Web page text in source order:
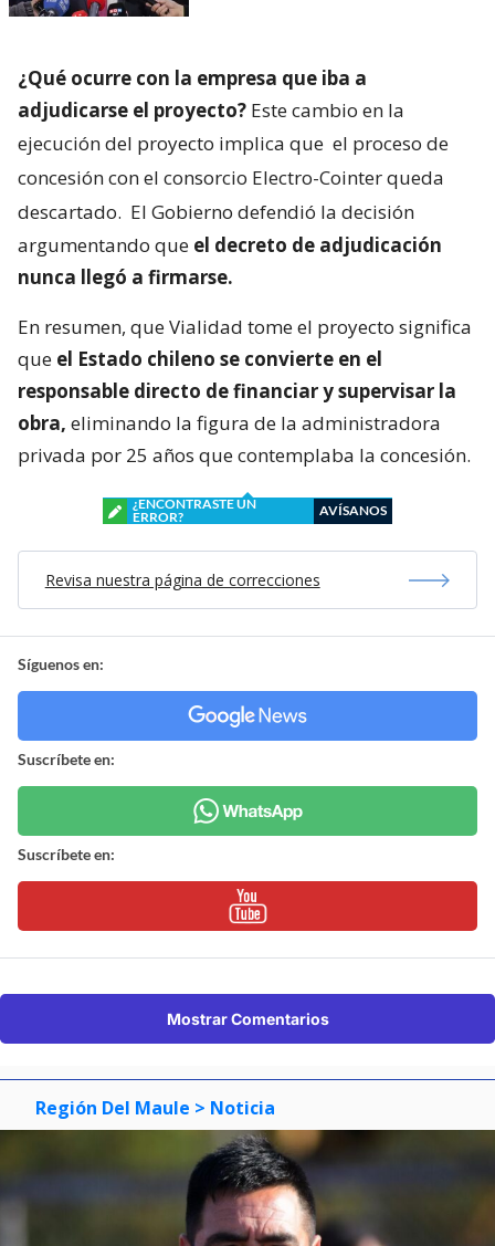
¿Qué ocurre con la empresa que iba a
adjudicarse el proyecto? Este cambio en la
ejecución del proyecto implica que el proceso de
concesión con el consorcio Electro-Cointer queda
descartado. El Gobierno defendió la decisión
argumentando que el decreto de adjudicación
nunca llegó a firmarse.
En resumen, que Vialidad tome el proyecto significa
que el Estado chileno se convierte en el
responsable directo de financiar y supervisar la
obra, eliminando la figura de la administradora
privada por 25 años que contemplaba la concesión.
¿ENCONTRASTE UN
ERROR?
AVÍSANOS
Revisa nuestra página de correcciones
Síguenos en:
Suscríbete en:
Suscríbete en:
Mostrar Comentarios
Región Del Maule > Noticia